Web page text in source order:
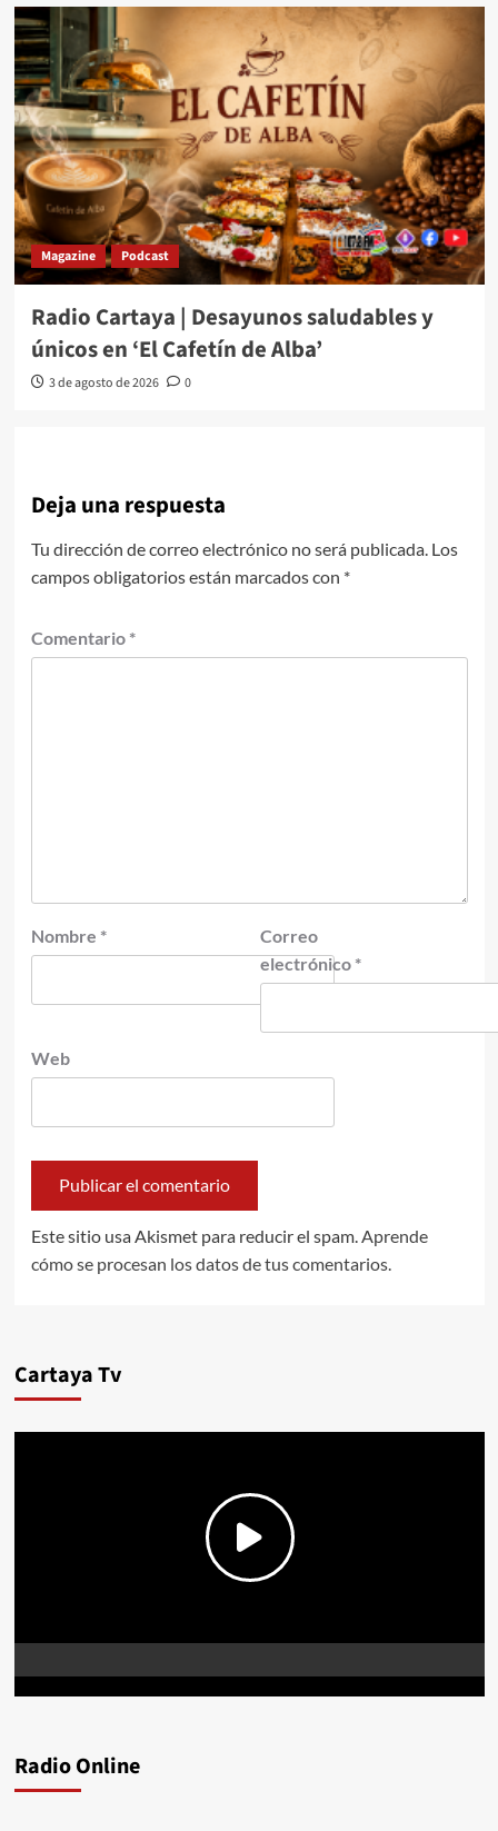
Magazine Podcast
Radio Cartaya | Desayunos saludables y
únicos en ‘El Cafetín de Alba’
3 de agosto de 2026 0
Deja una respuesta
Tu dirección de correo electrónico no será publicada. Los
campos obligatorios están marcados con *
Comentario *
Nombre *
Correo
electrónico *
Web
Este sitio usa Akismet para reducir el spam. Aprende
cómo se procesan los datos de tus comentarios.
Cartaya Tv
Radio Online